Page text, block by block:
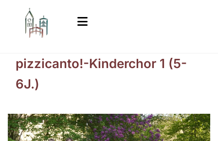
pizzicanto!-Kinderchor 1 (5-
6J.)